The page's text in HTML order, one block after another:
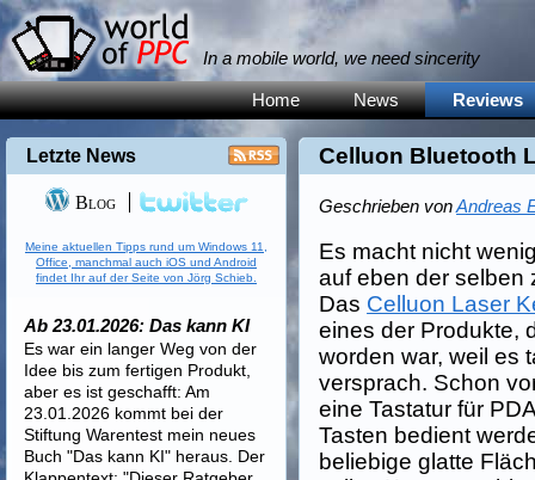
In a mobile world, we need sincerity
Home News Reviews
Celluon Bluetooth
Geschrieben vonAndreas
Es macht nicht
auf eben der selben
Das Celluon Laser
eines der Produkte,
worden war, weil es
versprach. Schon
eine Tastatur für
Tasten bedient
beliebige glatte
Letzte News
Blog
Meine aktuellen Tipps rund um Windows 11,
Office, manchmal auch iOS und Android
findet Ihr auf der Seite von Jörg Schieb.
Ab 23.01.2026: Das kann KI
Es war ein langer Weg von der
Idee bis zum fertigen Produkt,
aber es ist geschafft: Am
23.01.2026 kommt bei der
Stiftung Warentest mein neues
Buch "Das kann KI" heraus. Der